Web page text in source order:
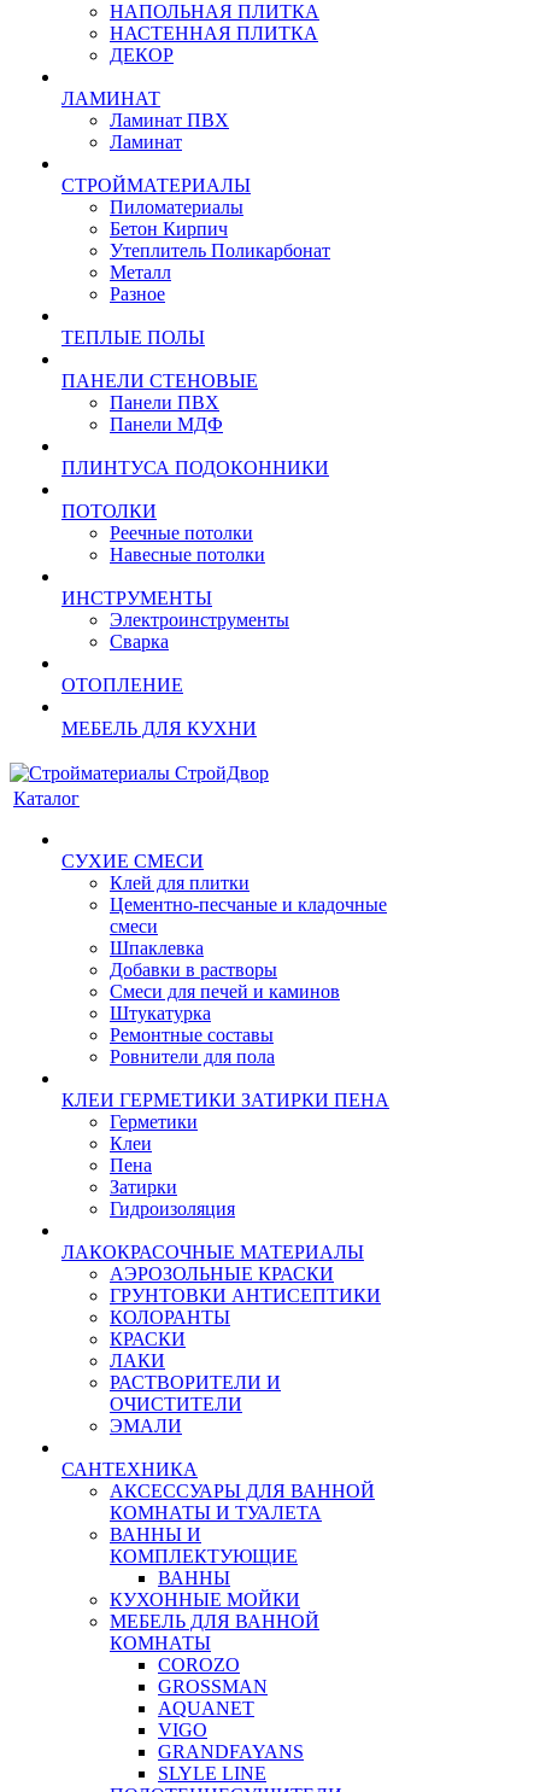
НАПОЛЬНАЯ ПЛИТКА
НАСТЕННАЯ ПЛИТКА
ДЕКОР
ЛАМИНАТ
Ламинат ПВХ
Ламинат
СТРОЙМАТЕРИАЛЫ
Пиломатериалы
Бетон Кирпич
Утеплитель Поликарбонат
Металл
Разное
ТЕПЛЫЕ ПОЛЫ
ПАНЕЛИ СТЕНОВЫЕ
Панели ПВХ
Панели МДФ
ПЛИНТУСА ПОДОКОННИКИ
ПОТОЛКИ
Реечные потолки
Навесные потолки
ИНСТРУМЕНТЫ
Электроинструменты
Сварка
ОТОПЛЕНИЕ
МЕБЕЛЬ ДЛЯ КУХНИ
Каталог
СУХИЕ СМЕСИ
Клей для плитки
Цементно-песчаные и кладочные
смеси
Шпаклевка
Добавки в растворы
Смеси для печей и каминов
Штукатурка
Ремонтные составы
Ровнители для пола
КЛЕИ ГЕРМЕТИКИ ЗАТИРКИ ПЕНА
Герметики
Клеи
Пена
Затирки
Гидроизоляция
ЛАКОКРАСОЧНЫЕ МАТЕРИАЛЫ
АЭРОЗОЛЬНЫЕ КРАСКИ
ГРУНТОВКИ АНТИСЕПТИКИ
КОЛОРАНТЫ
КРАСКИ
ЛАКИ
РАСТВОРИТЕЛИ И
ОЧИСТИТЕЛИ
ЭМАЛИ
САНТЕХНИКА
АКСЕССУАРЫ ДЛЯ ВАННОЙ
КОМНАТЫ И ТУАЛЕТА
ВАННЫ И
КОМПЛЕКТУЮЩИЕ
ВАННЫ
КУХОННЫЕ МОЙКИ
МЕБЕЛЬ ДЛЯ ВАННОЙ
КОМНАТЫ
COROZO
GROSSMAN
AQUANET
VIGO
GRANDFAYANS
SLYLE LINE